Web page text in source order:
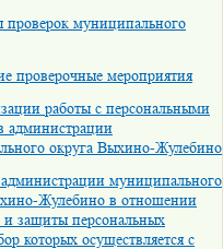
проверок муниципального
проверочные мероприятия
работы с персональными
администрации
округа Выхино-Жулебино
муниципального
Жулебино в отношении
и защиты персональных
которых осуществляется с